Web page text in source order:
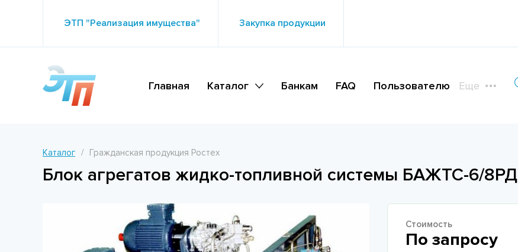
ЭТП "Реализация имущества" Закупка продукции
Главная Каталог Банкам FAQ Пользователю Еще
Каталог Гражданская продукция Ростех
Блок агрегатов жидко-топливной системы БАЖТС-6/8РД
Стоимость
По запросу